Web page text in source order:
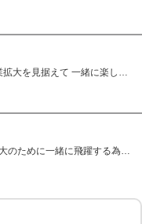
寮・社宅あり
LALAでは今後の事業拡大を見据えて 一緒に楽しく足並みを揃えてくれる内勤スタッフを募集中です ・お客様からの電話オペレーター業務 ・当店が契約しているサイトの更新作業 ・寮の清掃 ・慣れてきたらキャストのスケジュール管理 ・ドライバーさんの配車の業務 ・備品の整理 などが主なお仕事になります 専門知識は必要が無いので椎いて言えば 人を思いやる気持ちがあれば大丈夫です ・他店からの移籍を考えてる ・今の生活よりもランクアップを考えてる ・自分の力を試してみたい この業界はまだまだ年功序列のお店もありますが 当店はハッキリ言いまして実力次第で出世のスピードが 違うと思います。 この業界未経験の人もチャンスが転がっております もちろん男女関係ないです 現状女性スタッフも活躍してますよ。 当店はこの業界では珍しく福利厚生がしっかりしております ・勤務時間は8時からでガッツリ稼ぎたい人は12時間働いている スタッフもいます ・週休二日制 ・社会保険完備 ・駐車場完備 ・有給制度 ・残業手当 ・ワンルームタイプの寮もございます。 などなどございますので まずはお問い合わせから始めてみませんか？ きっと後悔はさせませんよ
只今LALAでは事業拡大のために一緒に飛躍する為の内勤スタッフを 募集しております。 まだまだお店としては他店に比べましたら歴史は浅いですが その分昔ながらの年功序列等は無くやることをしっかりして 成果を出せば早い段階での出世が出来るチャンスがあるお店だと 思います。 また近年この業界でも長時間勤務やお休みが取れないと問題視されて おりますがLALAではその辺りも考慮しております。 ●勤務時間は8時間勤務から12時間で選ぶことが出来ます。 ●お休みに関しましては今のスタッフの中でも週休二日制の スタッフもいますのでご家族やプライベートの時間がございます。 ●残業に関しましても残業代が支給されますので働いた分は しっかりとお給料に反映されますしなるべく残業の無い様に 他のスタッフと連携を取りゼロ残業を目指しております。 ●有給制度に関しましてもございますので連休のお休みを取ることも 可能です ●駐車場も完備しておりますのでお車での通勤も可能です。 ●ワンルームタイプの寮もご用意しておりますので ご安心ください。 お仕事の内容は ●お客様からのお電話のオペレーター業務 ●当店が契約しておりますサイトの更新業務 ※簡単なパソコンでのお仕事になりますのでパソコンスキルが 無くでもできます。 ●キャストさんが気持ちよくお仕事が出来るように備品の準備 ●慣れてきたらキャストさんのスケジュール調整 ●ドライバーさんの配車の指示 ●たまに寮の清掃やドライバーとしての業務もございます。 お話が好きな人はお客様とのオペレーター業務や 余り話すのが得意では無く写真のレタッチなどの技術がある人は パネル写真の修整や広告作りなどの作成もありますので ご自身が活躍できる場所はございます。 経験者でも大丈夫ですし未経験の方でも大丈夫です ご自身チカラを試せる場所にしてみませんか？